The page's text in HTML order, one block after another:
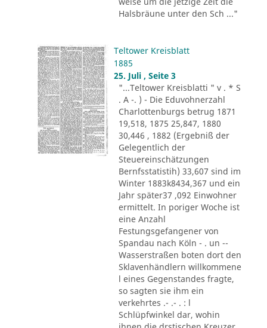
Halsbräune unter den Sch ..."
Teltower Kreisblatt
1885
25. Juli , Seite 3
"...Teltower Kreisblatti " v . * S
. A -. ) - Die Eduvohnerzahl
Charlottenburgs betrug 1871
19,518, 1875 25,847, 1880
30,446 , 1882 (Ergebniß der
Gelegentlich der
Steuereinschätzungen
Bernfsstatistih) 33,607 sind im
Winter 1883k8434,367 und ein
Jahr später37 ,092 Einwohner
ermittelt. In poriger Woche ist
eine Anzahl
Festungsgefangener von
Spandau nach Köln - . un --
Wasserstraßen boten dort den
Sklavenhändlern willkommene
l eines Gegenstandes fragte,
so sagten sie ihm ein
verkehrtes .- .- . : l
Schlüpfwinkel dar, wohin